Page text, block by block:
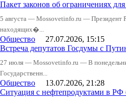
Пакет законов об ограничениях
5 августа — Mossovetinfo.ru — Президент
находящих�...
Общество 27.07.2026, 15:15
Встреча депутатов Госдумы с
27 июля — Mossovetinfo.ru — В
Государственн...
Общество 13.07.2026, 21:28
Ситуация с нефтепродуктами в РФ